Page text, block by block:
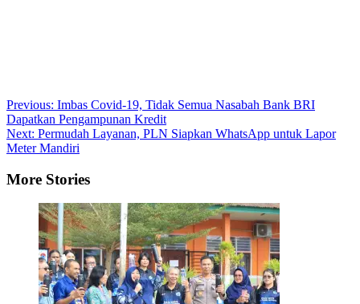
Post
navigation
Previous: Imbas Covid-19, Tidak Semua Nasabah Bank BRI
Dapatkan Pengampunan Kredit
Next: Permudah Layanan, PLN Siapkan WhatsApp untuk Lapor
Meter Mandiri
More Stories